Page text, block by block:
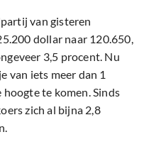
van gisteren
dollar naar 120.650,
3,5 procent. Nu
van iets meer dan 1
te komen. Sinds
zich al bijna 2,8